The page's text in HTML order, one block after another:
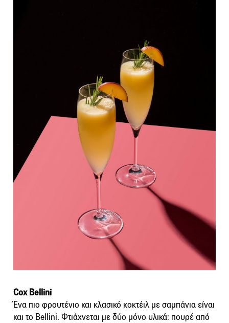
Cox Bellini
Ένα πιο φρουτένιο και κλασικό κοκτέιλ με σαμπάνια είναι
και το Bellini. Φτιάχνεται με δύο μόνο υλικά: πουρέ από